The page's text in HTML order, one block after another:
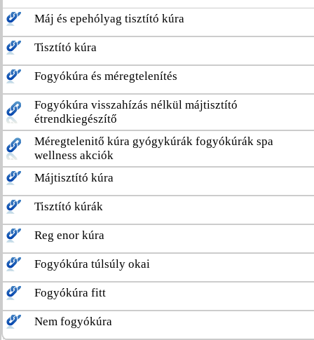
Máj és epehólyag tisztító kúra
Tisztító kúra
Fogyókúra és méregtelenítés
Fogyókúra visszahízás nélkül májtisztító
étrendkiegészítő
Méregtelenitő kúra gyógykúrák fogyókúrák spa
wellness akciók
Májtisztító kúra
Tisztító kúrák
Reg enor kúra
Fogyókúra túlsúly okai
Fogyókúra fitt
Nem fogyókúra